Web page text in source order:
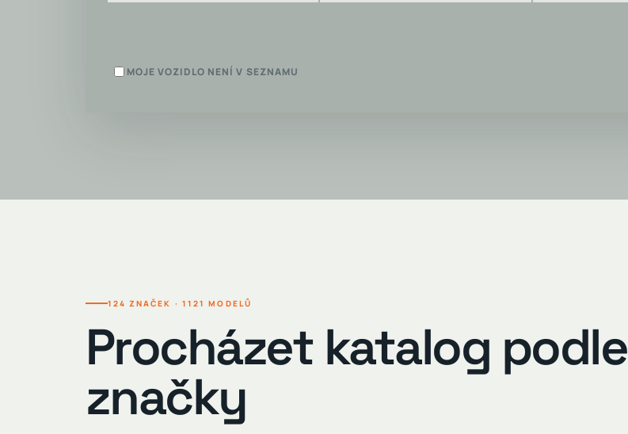
MOJE VOZIDLO NENÍ V SEZNAMU
Zaškrtněte, pokud jste vozidlo v katalogu nenašli.
124 ZNAČEK · 1121 MODELŮ
Procházet katalog podle
značky